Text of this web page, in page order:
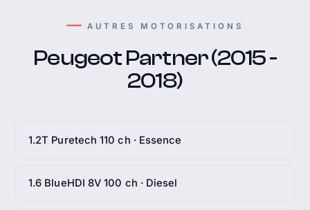
AUTRES MOTORISATIONS
Peugeot Partner (2015 -
2018)
1.2T Puretech 110 ch · Essence
1.6 BlueHDI 8V 100 ch · Diesel